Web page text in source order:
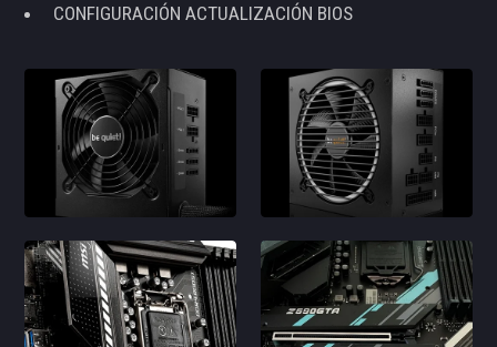
CONFIGURACIÓN ACTUALIZACIÓN BIOS